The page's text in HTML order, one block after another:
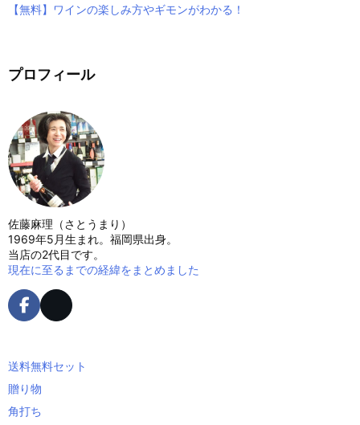
【無料】ワインの楽しみ方やギモンがわかる！
プロフィール
佐藤麻理（さとうまり）
1969年5月生まれ。福岡県出身。
当店の2代目です。
現在に至るまでの経緯をまとめました
送料無料セット
贈り物
角打ち